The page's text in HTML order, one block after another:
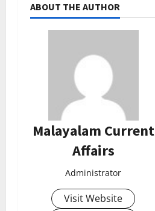
ABOUT THE AUTHOR
Malayalam Current
Affairs
Administrator
Visit Website